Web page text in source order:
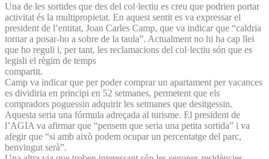
Una de les sortides que des del col·lectiu es creu que podrien portar
activitat és la multipropietat. En aquest sentit es va expressar el
president de l’entitat, Joan Carles Camp, que va indicar que “caldria
tornar a posar-ho a sobre de la taula”. Actualment no hi ha cap llei
que ho reguli i, per tant, les reclamacions del col·lectiu són que es
legisli el règim de temps
compartit.
Camp va indicar que per poder comprar un apartament per vacances
es dividiria en principi en 52 setmanes, permetent que els
compradors poguessin adquirir les setmanes que desitgessin.
Aquesta seria una fórmula adreçada al turisme. El president de
l’AGIA va afirmar que “pensem que seria una petita sortida” i va
afegir que “si amb això podem ocupar un percentatge del parc,
benvingut serà”.